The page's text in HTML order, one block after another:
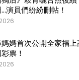
演員們紛紛刪帖！
媽首次公開全家福
票！